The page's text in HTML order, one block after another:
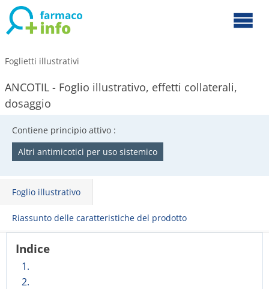
Foglietti illustrativi
ANCOTIL - Foglio illustrativo, effetti collaterali,
dosaggio
Contiene principio attivo :
Altri antimicotici per uso sistemico
Foglio illustrativo
Riassunto delle caratteristiche del prodotto
Indice
1.
2.